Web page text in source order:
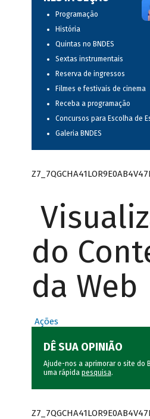
Programação
História
Quintas no BNDES
Sextas instrumentais
Reserva de ingressos
Filmes e festivais de cinema
Receba a programação
Concursos para Escolha de
Galeria BNDES
do
da Web
Ações
DÊ SUA OPINIÃO
Ajude-nos a aprimorar o site do
uma rápida pesquisa.